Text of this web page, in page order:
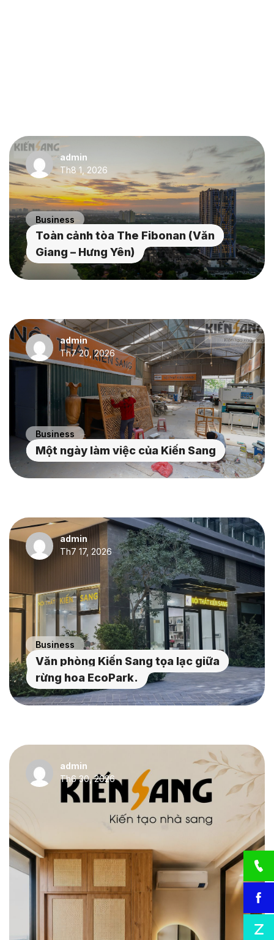
admin
Th8 1, 2026
Business
Toàn cảnh tòa The Fibonan (Văn
Giang – Hưng Yên)
admin
Th7 20, 2026
Business
Một ngày làm việc của Kiến Sang
admin
Th7 17, 2026
Business
Văn phòng Kiến Sang tọa lạc giữa
rừng hoa EcoPark.
admin
Th6 30, 2026